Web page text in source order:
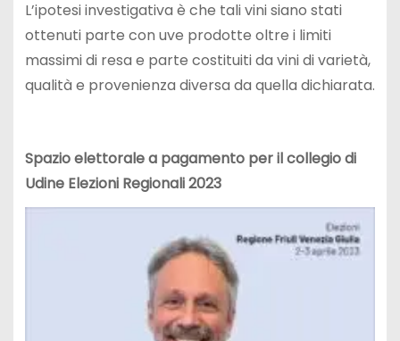
L’ipotesi investigativa è che tali vini siano stati
ottenuti parte con uve prodotte oltre i limiti
massimi di resa e parte costituiti da vini di varietà,
qualità e provenienza diversa da quella dichiarata.
Spazio elettorale a pagamento per il collegio di
Udine Elezioni Regionali 2023